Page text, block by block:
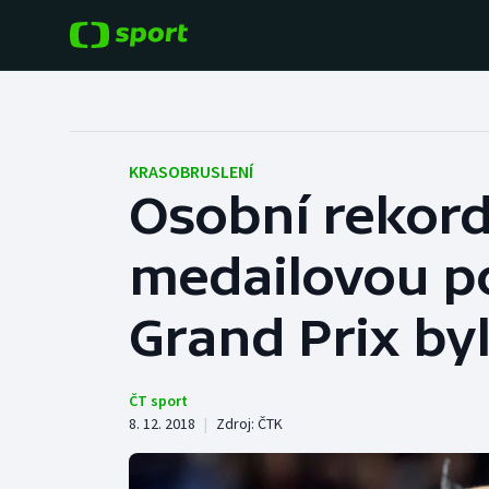
Hokej
Tenis
Atletika
Baseball a softbal
Basketbal
Biatlon
KRASOBRUSLENÍ
Osobní
medailovou
Grand Prix
ČT sport
8. 12. 2018 | Zdroj: ČTK